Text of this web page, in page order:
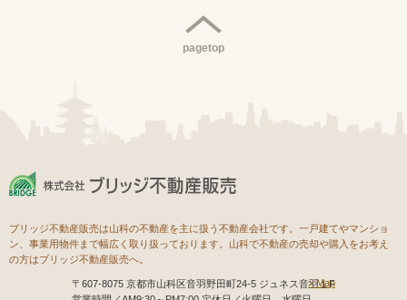
pagetop
ブリッジ不動産販売は山科の不動産を主に扱う不動産会社です。一戸建てやマンショ
ン、事業用物件まで幅広く取り扱っております。山科で不動産の売却や購入をお考え
の方はブリッジ不動産販売へ。
Map
〒607-8075 京都市山科区音羽野田町24-5 ジュネス音羽１F